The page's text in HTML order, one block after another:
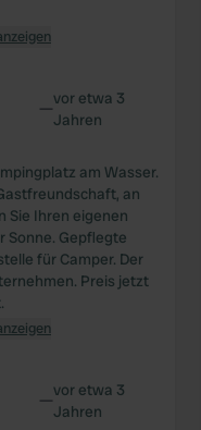
—vor etwa 3
Jahren
am Wasser.
an
Sie Ihren eigenen
Sonne. Gepflegte
für Camper. Der
Preis jetzt
—vor etwa 3
Jahren